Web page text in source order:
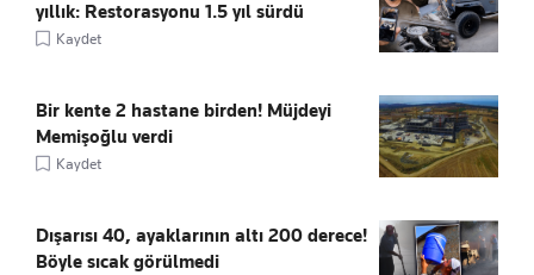
yıllık: Restorasyonu 1.5 yıl sürdü
Kaydet
Bir kente 2 hastane birden! Müjdeyi
Memişoğlu verdi
Kaydet
Dışarısı 40, ayaklarının altı 200 derece!
Böyle sıcak görülmedi